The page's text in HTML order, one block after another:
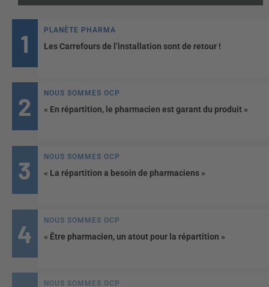
PLANÈTE PHARMA
Les Carrefours de l’installation sont de retour !
NOUS SOMMES OCP
« En répartition, le pharmacien est garant du produit »
NOUS SOMMES OCP
« La répartition a besoin de pharmaciens »
NOUS SOMMES OCP
« Être pharmacien, un atout pour la répartition »
NOUS SOMMES OCP